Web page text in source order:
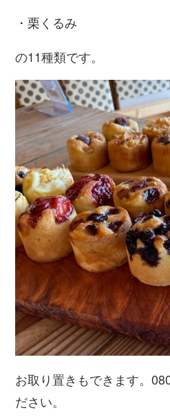
・栗くるみ
の11種類です。
お取り置きもできます。
ださい。